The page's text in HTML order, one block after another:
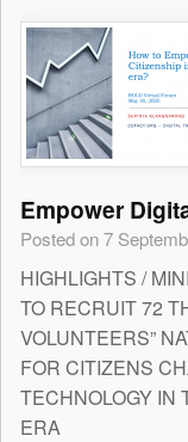
Empower
Posted on 7
HIGHLIGHTS /
TO RECRUIT 72
VOLUNTEERS”
FOR CITIZENS
TECHNOLOGY IN
ERA